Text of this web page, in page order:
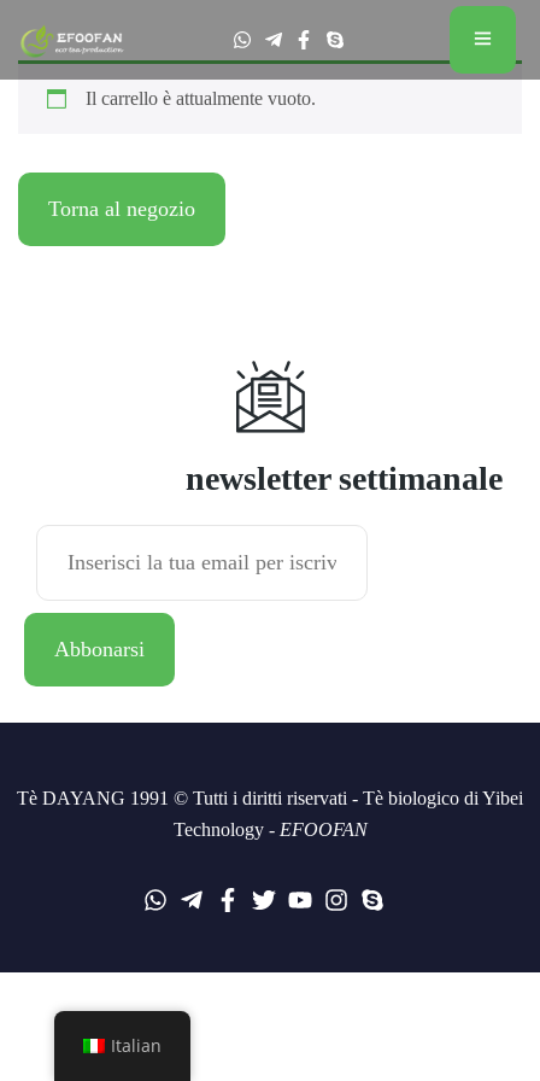
Il carrello è attualmente vuoto.
Torna al negozio
newsletter settimanale
Tè DAYANG 1991 © Tutti i diritti riservati - Tè biologico di Yibei
Technology - EFOOFAN
Italian